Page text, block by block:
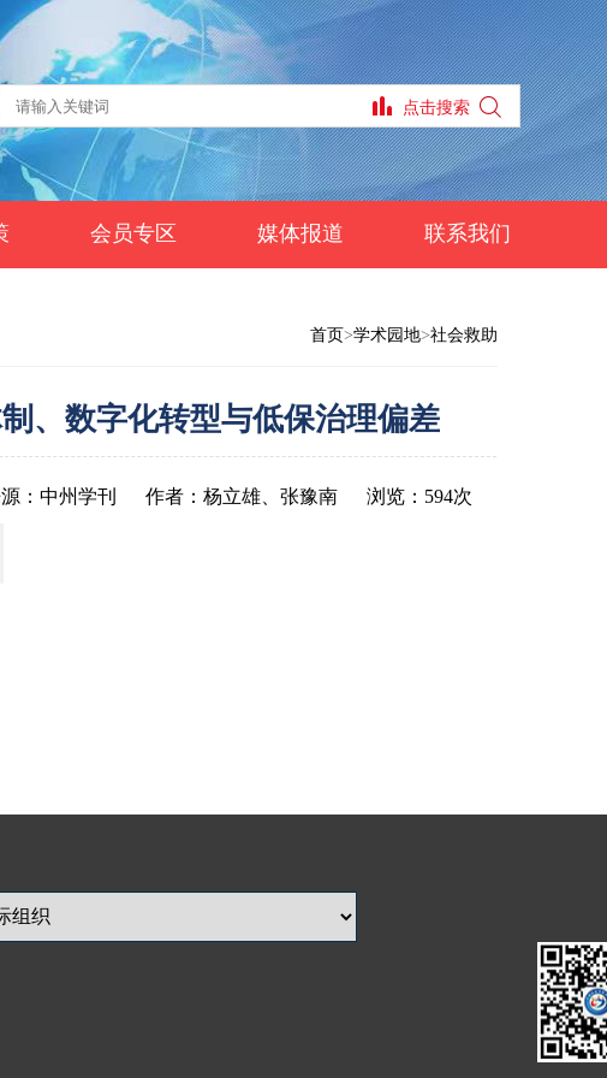
会员专区 媒体报道 联系我们
首页>学术园地>社会救助
、数字化转型与低保治理偏差
：中州学刊 作者：杨立雄、张豫南 浏览：594次